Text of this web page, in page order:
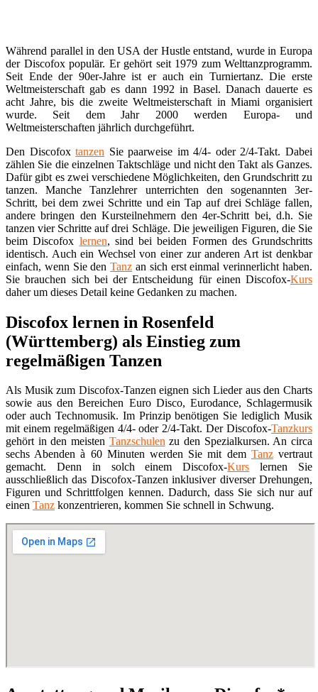
Während parallel in den USA der Hustle entstand, wurde in Europa
der Discofox populär. Er gehört seit 1979 zum Welttanzprogramm.
Seit Ende der 90er-Jahre ist er auch ein Turniertanz. Die erste
Weltmeisterschaft gab es dann 1992 in Basel. Danach dauerte es
acht Jahre, bis die zweite Weltmeisterschaft in Miami organisiert
wurde. Seit dem Jahr 2000 werden Europa- und
Weltmeisterschaften jährlich durchgeführt.
Den Discofoxtanzen Sie paarweise im 4/4- oder 2/4-Takt. Dabei
zählen Sie die einzelnen Taktschläge und nicht den Takt als Ganzes.
Dafür gibt es zwei verschiedene Möglichkeiten, den Grundschritt zu
tanzen. Manche Tanzlehrer unterrichten den sogenannten 3er-
Schritt, bei dem zwei Schritte und ein Tap auf drei Schläge fallen,
andere bringen den Kursteilnehmern den 4er-Schritt bei, d.h. Sie
tanzen vier Schritte auf drei Schläge. Die jeweiligen Figuren, die Sie
beim Discofox lernen, sind bei beiden Formen des Grundschritts
identisch. Auch ein Wechsel von einer zur anderen Art ist denkbar
einfach, wenn Sie denTanz an sich erst einmal verinnerlicht haben.
Sie brauchen sich bei der Entscheidung für einen Discofox-Kurs
daher um dieses Detail keine Gedanken zu machen.
Discofox lernen in Rosenfeld
(Württemberg) als Einstieg zum
regelmäßigen Tanzen
Als Musik zum Discofox-Tanzen eignen sich Lieder aus den Charts
sowie aus den Bereichen Euro Disco, Eurodance, Schlagermusik
oder auch Technomusik. Im Prinzip benötigen Sie lediglich Musik
mit einem regelmäßigen 4/4- oder 2/4-Takt. Der Discofox-Tanzkurs
gehört in den meisten Tanzschulenzu den Spezialkursen. An circa
sechs Abenden à 60 Minuten werden Sie mit dem Tanzvertraut
gemacht. Denn in solch einem Discofox-Kurs lernen Sie
ausschließlich das Discofox-Tanzen inklusiver diverser Drehungen,
Figuren und Schrittfolgen kennen. Dadurch, dass Sie sich nur auf
einen Tanz konzentrieren, kommen Sie schnell in Schwung.